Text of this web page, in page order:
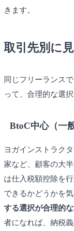
きます。
取引先別に
同じフリーランス
って、合理的な選
BtoC中心（一
ヨガインストラク
家など、顧客の大
は仕入税額控除を
できるかどうかを
する選択が合理的
者になれば、納税